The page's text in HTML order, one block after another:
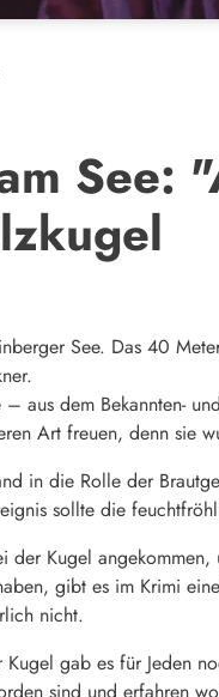
See:
See. Das 40
aus dem Bekannten-
Art freuen, denn sie
in die Rolle der
sollte die
der Kugel
gibt es im Krimi
nicht.
gab es für Jeden
sind und erfahren